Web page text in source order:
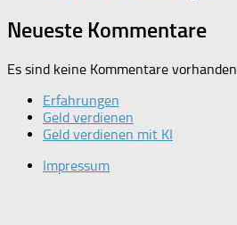
Neueste Kommentare
Es sind keine Kommentare vorhanden.
Erfahrungen
Geld verdienen
Geld verdienen mit KI
Impressum